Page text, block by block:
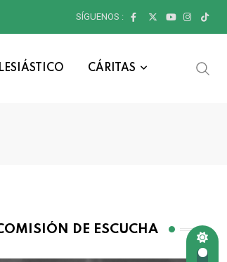
SÍGUENOS :
CÁRITAS
DE ESCUCHA